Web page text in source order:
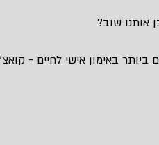
אותנו שוב?
באימון אישי לחיים -